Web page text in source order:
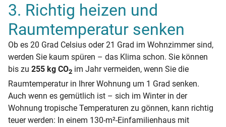
3. Richtig heizen und
Raumtemperatur senken
Ob es 20 Grad Celsius oder 21 Grad im Wohnzimmer sind,
werden Sie kaum spüren – das Klima schon. Sie können
bis zu 255 kg CO2 im Jahr vermeiden, wenn Sie die
Raumtemperatur in Ihrer Wohnung um 1 Grad senken.
Auch wenn es gemütlich ist – sich im Winter in der
Wohnung tropische Temperaturen zu gönnen, kann richtig
teuer werden: In einem 130-m²-Einfamilienhaus mit